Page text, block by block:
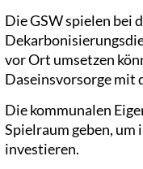
Die GSW spielen bei
vor Ort umsetzen
Daseinsvorsorge mit
Die kommunalen
Spielraum geben,
investieren.